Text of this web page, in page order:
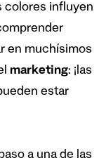
colores influyen
en muchísimos
marketing: ¡las
estar